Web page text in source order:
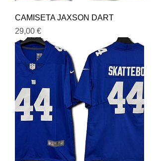
CAMISETA JAXSON DART
Precio
29,00 €